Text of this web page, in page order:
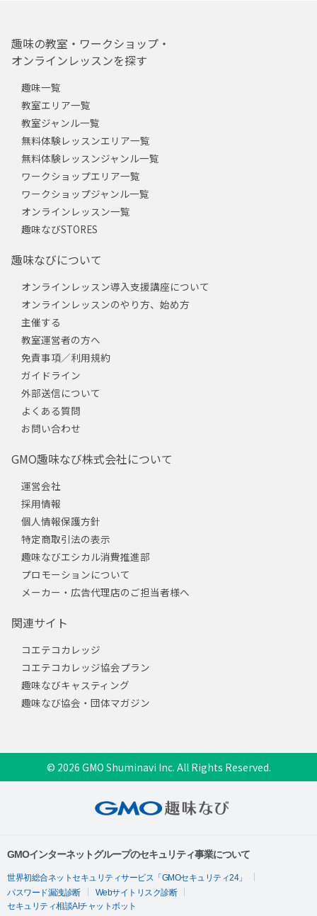
趣味の教室・ワークショップ・
オンラインレッスンを探す
趣味一覧
教室エリア一覧
教室ジャンル一覧
無料体験レッスンエリア一覧
無料体験レッスンジャンル一覧
ワークショップエリア一覧
ワークショップジャンル一覧
オンラインレッスン一覧
趣味なびSTORES
趣味なびについて
オンラインレッスン導入支援講座について
オンラインレッスンのやり方、始め方
主催する
教室運営者の方へ
免責事項／利用規約
ガイドライン
外部送信について
よくある質問
お問い合わせ
GMO趣味なび株式会社について
運営会社
採用情報
個人情報保護方針
特定商取引法の表示
趣味なびエシカル消費推進部
プロモーションについて
メーカー・広告代理店のご担当者様へ
関連サイト
コエテコカレッジ
コエテコカレッジ協会プラン
趣味なびキャスティング
趣味なび協会・団体マガジン
© 2026 GMO Shuminavi Inc. All Rights Reserved.